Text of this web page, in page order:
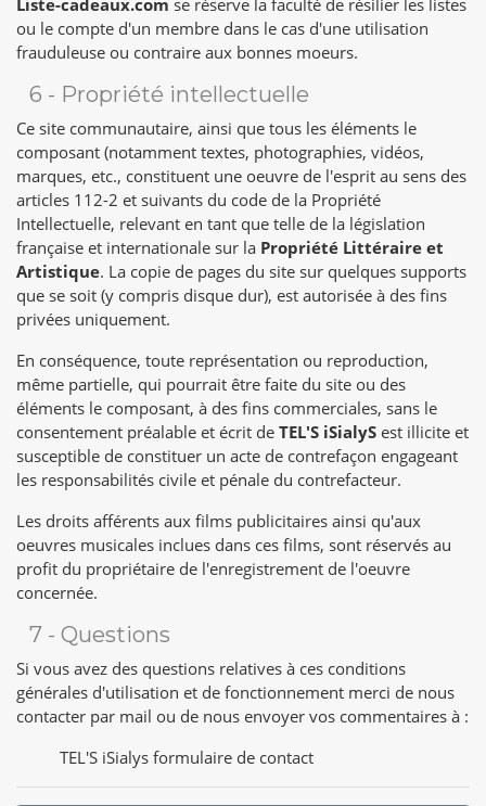
Liste-cadeaux.com se réserve la faculté de résilier les listes
ou le compte d'un membre dans le cas d'une utilisation
frauduleuse ou contraire aux bonnes moeurs.
6 - Propriété intellectuelle
Ce site communautaire, ainsi que tous les éléments le
composant (notamment textes, photographies, vidéos,
marques, etc., constituent une oeuvre de l'esprit au sens des
articles 112-2 et suivants du code de la Propriété
Intellectuelle, relevant en tant que telle de la législation
française et internationale sur la Propriété Littéraire et
Artistique. La copie de pages du site sur quelques supports
que se soit (y compris disque dur), est autorisée à des fins
privées uniquement.
En conséquence, toute représentation ou reproduction,
même partielle, qui pourrait être faite du site ou des
éléments le composant, à des fins commerciales, sans le
consentement préalable et écrit de TEL'S iSialyS est illicite et
susceptible de constituer un acte de contrefaçon engageant
les responsabilités civile et pénale du contrefacteur.
Les droits afférents aux films publicitaires ainsi qu'aux
oeuvres musicales inclues dans ces films, sont réservés au
profit du propriétaire de l'enregistrement de l'oeuvre
concernée.
7 - Questions
Si vous avez des questions relatives à ces conditions
générales d'utilisation et de fonctionnement merci de nous
contacter par mail ou de nous envoyer vos commentaires à :
TEL'S iSialys formulaire de contact